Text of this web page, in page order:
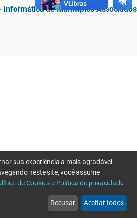
Informática de Municípios Associados
web
Notícias
more_horiz
Mais
sua experiência a mais agradável
neste site, você assume
de Cookies e Política de privacidade
Recusar Aceitar todos
por favor tente novamente